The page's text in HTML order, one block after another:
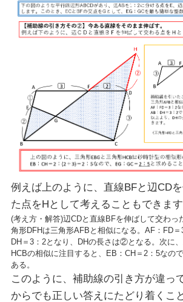
例えば上のように、直線BFと辺CD
た点をHとして考えることもできます
(考え方・解答)辺CDと直線BFを伸ばして交わっ
角形DFHは三角形AFBと相似になる。AF：FD＝
DH＝3：2となり、DHの長さは②となる。次に
HCBの相似に注目すると、EB：CH＝2：5なの
ある。
このように、補助線の引き方が違っ
からでも正しい答えにたどり着くこ